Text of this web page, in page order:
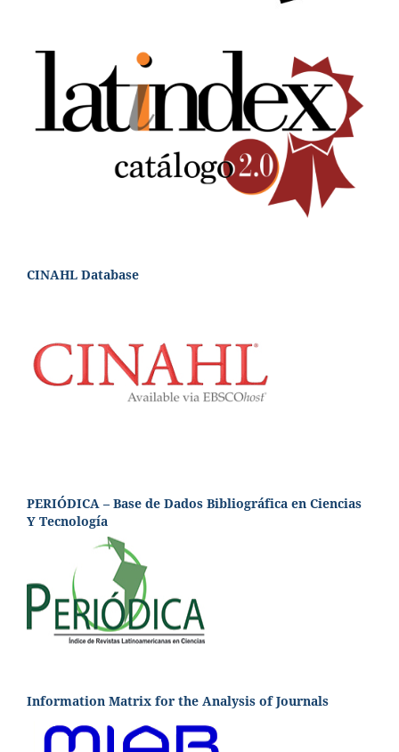
CINAHL Database
PERIÓDICA – Base de Dados Bibliográfica en Ciencias
Y Tecnología
Information Matrix for the Analysis of Journals